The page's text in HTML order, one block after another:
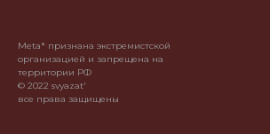
Meta* признана экстремистской
организацией и запрещена на
территории РФ
© 2022 svyazat'
все права защищены